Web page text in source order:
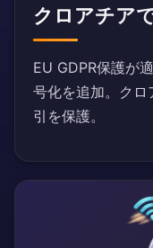
クロアチア
EU GDPR保護が
号化を追加。クロ
引を保護。